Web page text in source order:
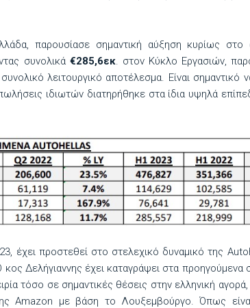
παρουσίασε σημαντική αύξηση κυρίως στο
συνολικά €285,6εκ. στον Κύκλο Εργασιών,
λειτουργικό αποτέλεσμα. Είναι σημαντικό
ιδιωτών διατηρήθηκε στα ίδια υψηλά
έχει προστεθεί στο στελεχικό δυναμικό της
Δελήγιαννης έχει καταγράψει στα προηγούμενα
τόσο σε σημαντικές θέσεις στην ελληνική
Amazon με βάση το Λουξεμβούργο. Όπως